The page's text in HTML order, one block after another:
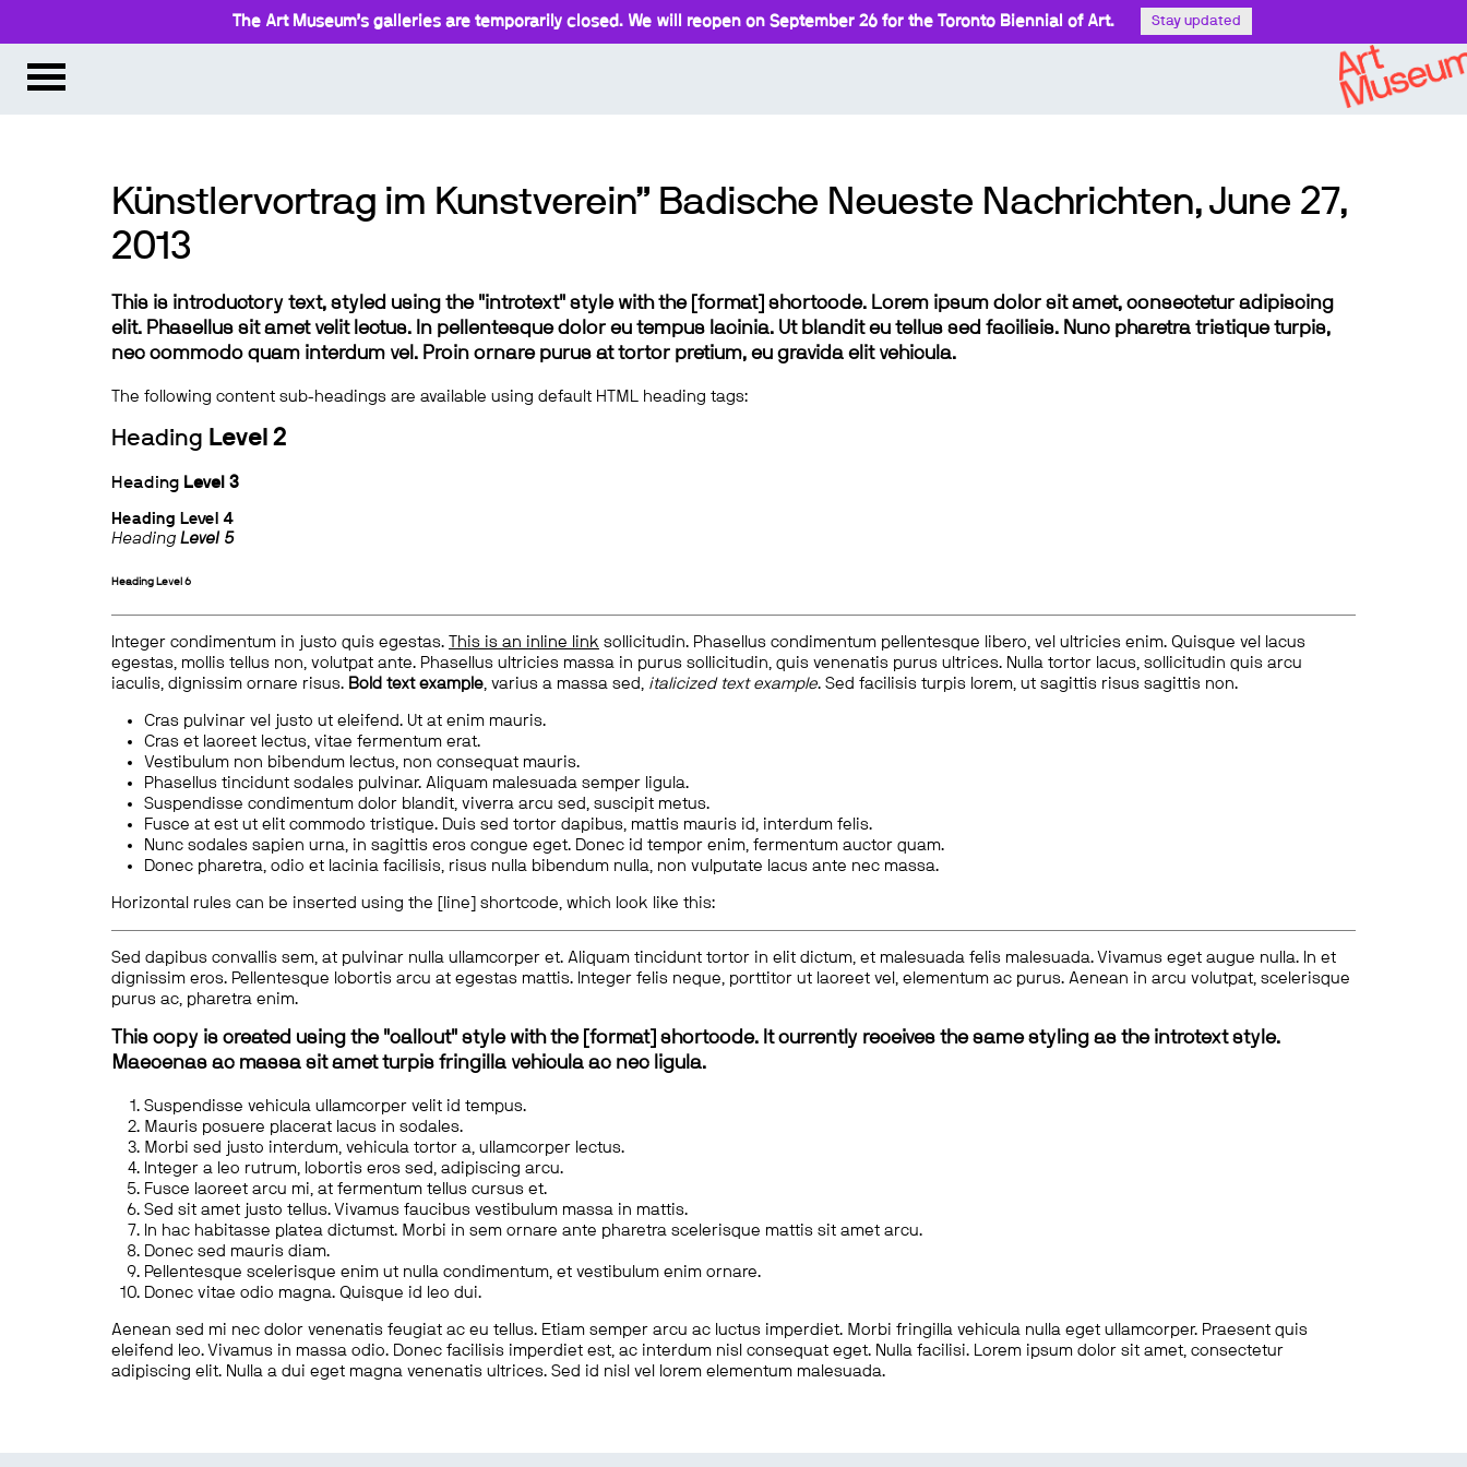
The Art Museum’s galleries are temporarily closed. We will reopen on September 26 for the Toronto Biennial of Art. Stay updated
Künstlervortrag im Kunstverein” Badische Neueste Nachrichten, June 27,
2013
This is introductory text, styled using the "introtext" style with the [format] shortcode. Lorem ipsum dolor sit amet, consectetur adipiscing
elit. Phasellus sit amet velit lectus. In pellentesque dolor eu tempus lacinia. Ut blandit eu tellus sed facilisis. Nunc pharetra tristique turpis,
nec commodo quam interdum vel. Proin ornare purus at tortor pretium, eu gravida elit vehicula.
The following content sub-headings are available using default HTML heading tags:
Heading Level 2
Heading Level 3
Heading Level 4
Heading Level 5
Heading Level 6
Integer condimentum in justo quis egestas. This is an inline link sollicitudin. Phasellus condimentum pellentesque libero, vel ultricies enim. Quisque vel lacus
egestas, mollis tellus non, volutpat ante. Phasellus ultricies massa in purus sollicitudin, quis venenatis purus ultrices. Nulla tortor lacus, sollicitudin quis arcu
iaculis, dignissim ornare risus. Bold text example, varius a massa sed, italicized text example. Sed facilisis turpis lorem, ut sagittis risus sagittis non.
Cras pulvinar vel justo ut eleifend. Ut at enim mauris.
Cras et laoreet lectus, vitae fermentum erat.
Vestibulum non bibendum lectus, non consequat mauris.
Phasellus tincidunt sodales pulvinar. Aliquam malesuada semper ligula.
Suspendisse condimentum dolor blandit, viverra arcu sed, suscipit metus.
Fusce at est ut elit commodo tristique. Duis sed tortor dapibus, mattis mauris id, interdum felis.
Nunc sodales sapien urna, in sagittis eros congue eget. Donec id tempor enim, fermentum auctor quam.
Donec pharetra, odio et lacinia facilisis, risus nulla bibendum nulla, non vulputate lacus ante nec massa.
Horizontal rules can be inserted using the [line] shortcode, which look like this:
Sed dapibus convallis sem, at pulvinar nulla ullamcorper et. Aliquam tincidunt tortor in elit dictum, et malesuada felis malesuada. Vivamus eget augue nulla. In et
dignissim eros. Pellentesque lobortis arcu at egestas mattis. Integer felis neque, porttitor ut laoreet vel, elementum ac purus. Aenean in arcu volutpat, scelerisque
purus ac, pharetra enim.
This copy is created using the "callout" style with the [format] shortcode. It currently receives the same styling as the introtext style.
Maecenas ac massa sit amet turpis fringilla vehicula ac nec ligula.
Suspendisse vehicula ullamcorper velit id tempus.
Mauris posuere placerat lacus in sodales.
Morbi sed justo interdum, vehicula tortor a, ullamcorper lectus.
Integer a leo rutrum, lobortis eros sed, adipiscing arcu.
Fusce laoreet arcu mi, at fermentum tellus cursus et.
Sed sit amet justo tellus. Vivamus faucibus vestibulum massa in mattis.
In hac habitasse platea dictumst. Morbi in sem ornare ante pharetra scelerisque mattis sit amet arcu.
Donec sed mauris diam.
Pellentesque scelerisque enim ut nulla condimentum, et vestibulum enim ornare.
Donec vitae odio magna. Quisque id leo dui.
Aenean sed mi nec dolor venenatis feugiat ac eu tellus. Etiam semper arcu ac luctus imperdiet. Morbi fringilla vehicula nulla eget ullamcorper. Praesent quis
eleifend leo. Vivamus in massa odio. Donec facilisis imperdiet est, ac interdum nisl consequat eget. Nulla facilisi. Lorem ipsum dolor sit amet, consectetur
adipiscing elit. Nulla a dui eget magna venenatis ultrices. Sed id nisl vel lorem elementum malesuada.